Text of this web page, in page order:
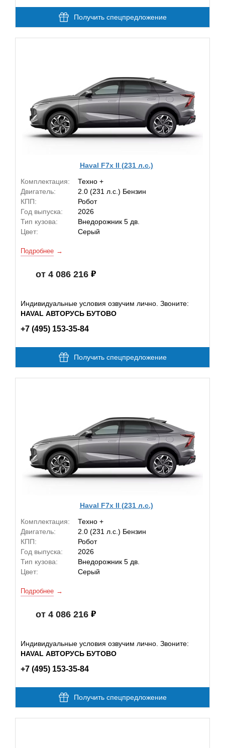
Получить спецпредложение
Haval F7x II (231 л.с.)
Комплектация:
Техно +
Двигатель:
2.0 (231 л.с.) Бензин
КПП:
Робот
Год выпуска:
2026
Тип кузова:
Внедорожник 5 дв.
Цвет:
Серый
Подробнее
от 4 086 216
Индивидуальные условия озвучим лично. Звоните:
HAVAL АВТОРУСЬ БУТОВО
+7 (495) 153-35-84
Получить спецпредложение
Haval F7x II (231 л.с.)
Комплектация:
Техно +
Двигатель:
2.0 (231 л.с.) Бензин
КПП:
Робот
Год выпуска:
2026
Тип кузова:
Внедорожник 5 дв.
Цвет:
Серый
Подробнее
от 4 086 216
Индивидуальные условия озвучим лично. Звоните:
HAVAL АВТОРУСЬ БУТОВО
+7 (495) 153-35-84
Получить спецпредложение